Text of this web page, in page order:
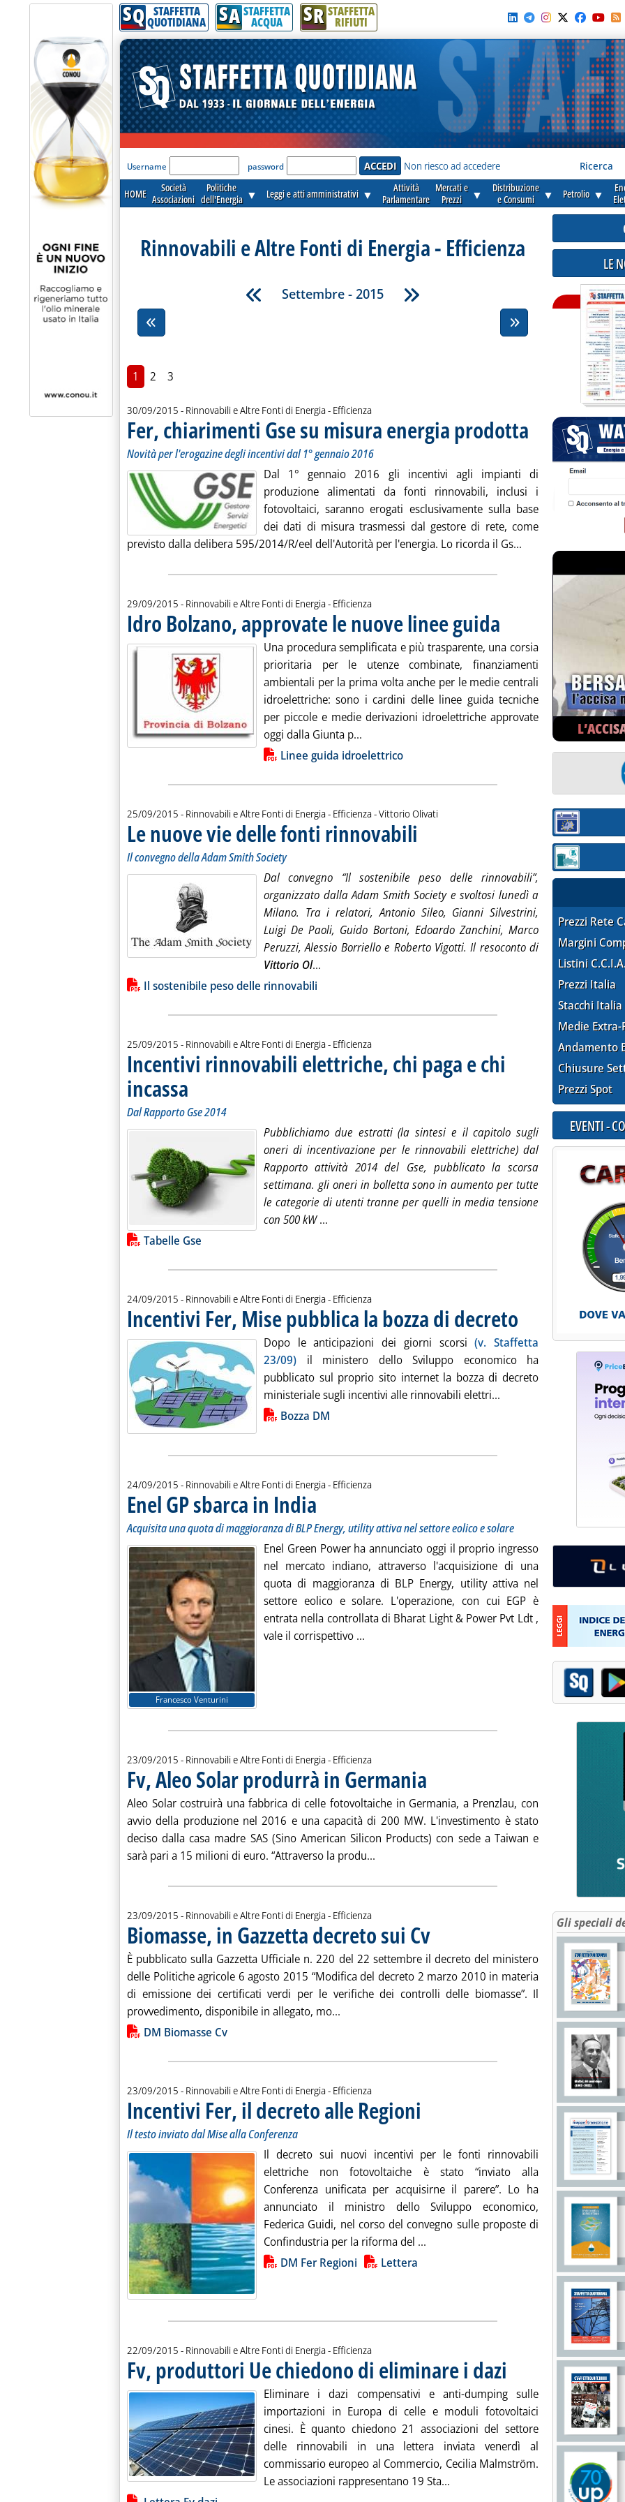
SQ STAFFETTA
QUOTIDIANA SA STAFFETTA
ACQUA SR STAFFETTA
RIFIUTI
'Modulo Login per accedere'
Username password Non riesco ad accedere Ricerca
HOME
Società
Associazioni
Politiche
dell'Energia ▼ Leggi e atti amministrativi ▼
Attività
Parlamentare
Mercati e
Prezzi
▼
Distribuzione
e Consumi
▼ Petrolio ▼
Rinnovabili e Altre Fonti di Energia - Efficienza
Settembre - 2015
1 2 3
30/09/2015 - Rinnovabili e Altre Fonti di Energia - Efficienza
Fer, chiarimenti Gse su misura energia prodotta . Sottotitolo: Novità per
. Pubblicata mercoledì 30
Novità per l'erogazine degli incentivi dal 1° gennaio 2016
Dal 1° gennaio 2016 gli incentivi agli impianti di
produzione alimentati da fonti rinnovabili, inclusi i
fotovoltaici, saranno erogati esclusivamente sulla base
dei dati di misura trasmessi dal gestore di rete, come
previsto dalla delibera 595/2014/R/eel dell'Autorità per l'energia. Lo ricorda il Gs...
29/09/2015 - Rinnovabili e Altre Fonti di Energia - Efficienza
Idro Bolzano, approvate le nuove linee guida . Pubblicata martedì 29 settembre
Una procedura semplificata e più trasparente, una corsia
prioritaria per le utenze combinate, finanziamenti
ambientali per la prima volta anche per le medie centrali
idroelettriche: sono i cardini delle linee guida tecniche
per piccole e medie derivazioni idroelettriche approvate
oggi dalla Giunta p... Leggi tutta la notizia: 'Idro Bolzano, approvate le
Lista allegati PDF alla notiziaLinee guida idroelettrico
25/09/2015 - Rinnovabili e Altre Fonti di Energia - Efficienza -di:
Vittorio Olivati
Le nuove vie delle fonti rinnovabili . Sottotitolo: Il convegno della Adam Smith Society
. Pubblicata venerdì 25 settembre 2015 alle 16.3.
Il convegno della Adam Smith Society
Dal convegno “Il sostenibile peso delle rinnovabili”,
organizzato dalla Adam Smith Society e svoltosi lunedì a
Milano. Tra i relatori, Antonio Sileo, Gianni Silvestrini,
Luigi De Paoli, Guido Bortoni, Edoardo Zanchini, Marco
Peruzzi, Alessio Borriello e Roberto Vigotti. Il resoconto di
Vittorio Ol... Leggi tutta la notizia: 'Le nuove vie delle fonti rinnovabili'
Lista allegati PDF alla notizia
Il sostenibile peso delle rinnovabili
25/09/2015 - Rinnovabili e Altre Fonti di Energia - Efficienza
Incentivi rinnovabili elettriche, chi paga e chi
incassa
Dal Rapporto Gse 2014
Pubblichiamo due estratti (la sintesi e il capitolo sugli
oneri di incentivazione per le rinnovabili elettriche) dal
Rapporto attività 2014 del Gse, pubblicato la scorsa
settimana. gli oneri in bolletta sono in aumento per tutte
le categorie di utenti tranne per quelli in media tensione
con 500 kW... Leggi tutta la notizia: 'Incentivi rinnovabili elettriche, chi
Lista allegati PDF alla notizia
Tabelle Gse
24/09/2015 - Rinnovabili e Altre Fonti di Energia - Efficienza
Incentivi Fer, Mise pubblica la bozza di decreto . Pubblicata giovedì 24
Dopo le anticipazioni dei giorni scorsi(v. Staffetta
23/09) il ministero dello Sviluppo economico ha
pubblicato sul proprio sito internet la bozza di decreto
ministeriale sugli incentivi alle rinnovabili elettri... Leggi tutta la notizia:
Lista allegati PDF alla notizia
Bozza DM
24/09/2015 - Rinnovabili e Altre Fonti di Energia - Efficienza
Enel GP sbarca in India . Sottotitolo: Acquisita una quota di maggioranza di BLP Energy, utility attiva nel settore
Acquisita una quota di maggioranza di BLP Energy, utility attiva nel settore eolico e solare
Francesco Venturini
Enel Green Power ha annunciato oggi il proprio ingresso
nel mercato indiano, attraverso l'acquisizione di una
quota di maggioranza di BLP Energy, utility attiva nel
settore eolico e solare. L'operazione, con cui EGP è
entrata nella controllata di Bharat Light & Power Pvt Ldt ,
vale il corrispettivo ... Leggi tutta la notizia: 'Enel GP sbarca in India'
23/09/2015 - Rinnovabili e Altre Fonti di Energia - Efficienza
Fv, Aleo Solar produrrà in Germania
Aleo Solar costruirà una fabbrica di celle fotovoltaiche in Germania, a Prenzlau, con
avvio della produzione nel 2016 e una capacità di 200 MW. L'investimento è stato
deciso dalla casa madre SAS (Sino American Silicon Products) con sede a Taiwan e
sarà pari a 15 milioni di euro. “Attraverso la produ... Leggi tutta la notizia: 'Fv, Aleo Solar produrrà in
23/09/2015 - Rinnovabili e Altre Fonti di Energia - Efficienza
Biomasse, in Gazzetta decreto sui Cv. Pubblicata mercoledì 23 settembre 2015 alle 10.54.
È pubblicato sulla Gazzetta Ufficiale n. 220 del 22 settembre il decreto del ministero
delle Politiche agricole 6 agosto 2015 “Modifica del decreto 2 marzo 2010 in materia
di emissione dei certificati verdi per le verifiche dei controlli delle biomasse”. Il
provvedimento, disponibile in allegato, mo... Leggi tutta la notizia: 'Biomasse, in Gazzetta decreto sui
Lista allegati PDF alla notizia
DM Biomasse Cv
23/09/2015 - Rinnovabili e Altre Fonti di Energia - Efficienza
Incentivi Fer, il decreto alle Regioni . Sottotitolo: Il testo inviato dal Mise alla Conferenza
. Pubblicata mercoledì 23 settembre 2015 alle 10.45.
Il testo inviato dal Mise alla Conferenza
Il decreto sui nuovi incentivi per le fonti rinnovabili
elettriche non fotovoltaiche è stato “inviato alla
Conferenza unificata per acquisirne il parere”. Lo ha
annunciato il ministro dello Sviluppo economico,
Federica Guidi, nel corso del convegno sulle proposte di
Confindustria per la riforma del ... Leggi tutta la notizia: 'Incentivi Fer, il
Lista allegati PDF alla notiziaDM Fer Regioni Lettera
22/09/2015 - Rinnovabili e Altre Fonti di Energia - Efficienza
Fv, produttori Ue chiedono di eliminare i dazi . Pubblicata martedì 22
Eliminare i dazi compensativi e anti-dumping sulle
importazioni in Europa di celle e moduli fotovoltaici
cinesi. È quanto chiedono 21 associazioni del settore
delle rinnovabili in una lettera inviata venerdì al
commissario europeo al Commercio, Cecilia Malmström.
Le associazioni rappresentano 19 Sta... Leggi tutta la notizia: 'Fv,
LE
Sezione:
Sezione:
Prezzi Rete
Margini
Listini
Prezzi Italia
Stacchi Italia
Medie Extra-
Andamento
Chiusure
Prezzi Spot
EVENTI -
Gli speciali